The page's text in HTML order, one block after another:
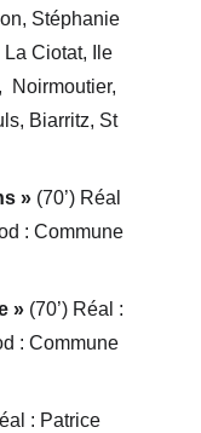
Stéphanie
Ciotat, Ile
Noirmoutier,
Biarritz, St
» (70’) Réal
: Commune
» (70’) Réal :
: Commune
: Patrice